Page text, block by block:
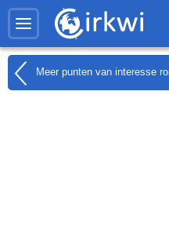
Meer